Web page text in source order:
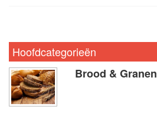
Hoofdcategorieën
Brood & Granen